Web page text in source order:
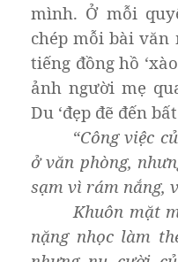
mình. Ở mỗi
chép mỗi bài văn
tiếng đồng hồ
ảnh người mẹ
Du ‘đẹp đẽ đến
“Công việc
ở văn phòng,
sạm vì rám nắng,
Khuôn mặt
nặng nhọc làm